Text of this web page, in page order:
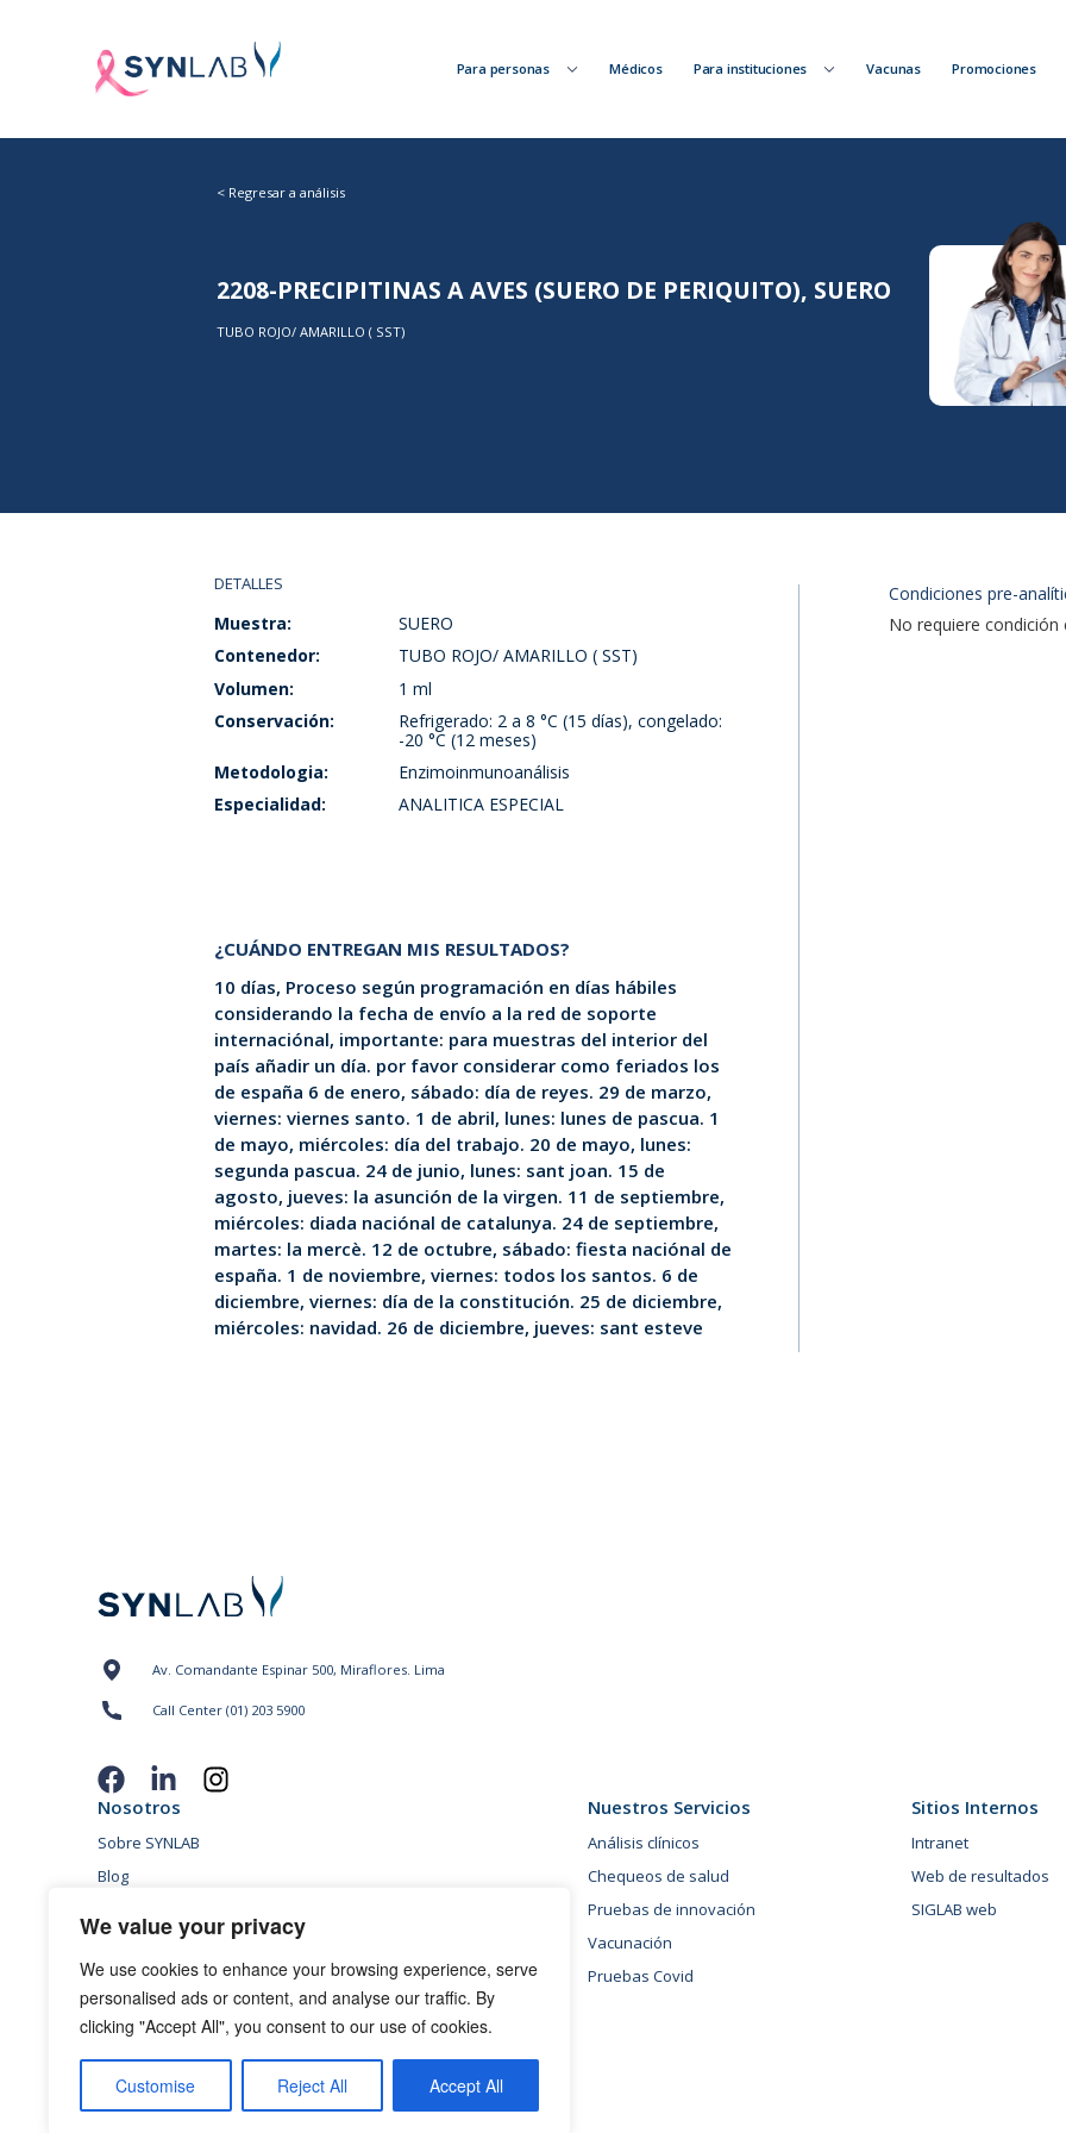
We value your privacy
We use cookies to enhance your browsing experience, serve
personalised ads or content, and analyse our traffic. By
clicking "Accept All", you consent to our use of cookies.
Customise Reject All Accept All
Para personas Médicos Para instituciones Vacunas Promociones
< Regresar a análisis
2208-PRECIPITINAS A AVES (SUERO DE PERIQUITO), SUERO
TUBO ROJO/ AMARILLO ( SST)
DETALLES
Muestra:
SUERO
Contenedor:
TUBO ROJO/ AMARILLO ( SST)
Volumen:
1 ml
Conservación:
Refrigerado: 2 a 8 °C (15 días), congelado:
-20 °C (12 meses)
Metodologia:
Enzimoinmunoanálisis
Especialidad:
ANALITICA ESPECIAL
¿CUÁNDO ENTREGAN MIS RESULTADOS?
10 días, Proceso según programación en días hábiles
considerando la fecha de envío a la red de soporte
internaciónal, importante: para muestras del interior del
país añadir un día. por favor considerar como feriados los
de españa 6 de enero, sábado: día de reyes. 29 de marzo,
viernes: viernes santo. 1 de abril, lunes: lunes de pascua. 1
de mayo, miércoles: día del trabajo. 20 de mayo, lunes:
segunda pascua. 24 de junio, lunes: sant joan. 15 de
agosto, jueves: la asunción de la virgen. 11 de septiembre,
miércoles: diada naciónal de catalunya. 24 de septiembre,
martes: la mercè. 12 de octubre, sábado: fiesta naciónal de
españa. 1 de noviembre, viernes: todos los santos. 6 de
diciembre, viernes: día de la constitución. 25 de diciembre,
miércoles: navidad. 26 de diciembre, jueves: sant esteve
Condiciones pre-
No requiere condición
Av. Comandante Espinar 500, Miraflores. Lima
Call Center (01) 203 5900
Nosotros
Sobre SYNLAB
Blog
Conversemos
Políticas “Pagos sin Intereses”
Condiciones promoción para mayores de 65 años
Términos y Condiciones de Campañas
Políticas de privacidad
Política de cookies
Nuestros Servicios
Análisis clínicos
Chequeos de salud
Pruebas de innovación
Vacunación
Pruebas Covid
Sitios Internos
Intranet
Web de resultados
SIGLAB web